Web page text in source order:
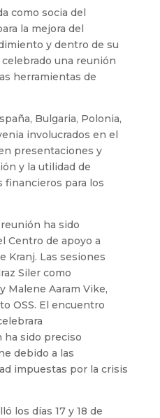
como socia del
la mejora del
y dentro de su
una reunión
herramientas de
Bulgaria, Polonia,
involucrados en el
presentaciones y
y la utilidad de
para los
ha sido
Centro de apoyo a
Kranj. Las sesiones
Siler como
Malene Aaram Vike,
OSS. El encuentro
sido preciso
debido a las
impuestas por la crisis
los días 17 y 18 de